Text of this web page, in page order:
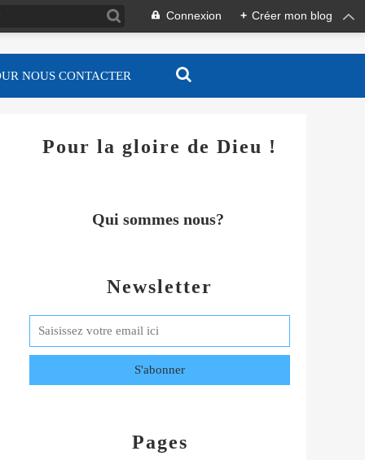
Connexion + Créer mon blog
NOUS CONTACTER
Newsletter
Pages
Pour la gloire de Dieu !
Qui sommes nous?